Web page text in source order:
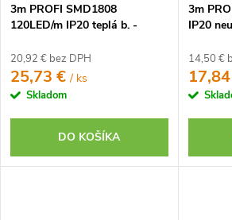
3m PROFI SMD1808
120LED/m IP20 teplá b. -
20,92 € bez DPH
25,73 €/ ks
Skladom
DO KOŠÍKA
3m
IP20
14,50 €